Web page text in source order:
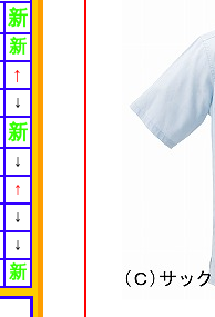
新
新
↑
↓
新
↓
↑
↓
↓
新